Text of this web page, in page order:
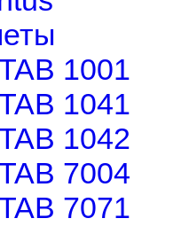
1001
1041
1042
7004
7071